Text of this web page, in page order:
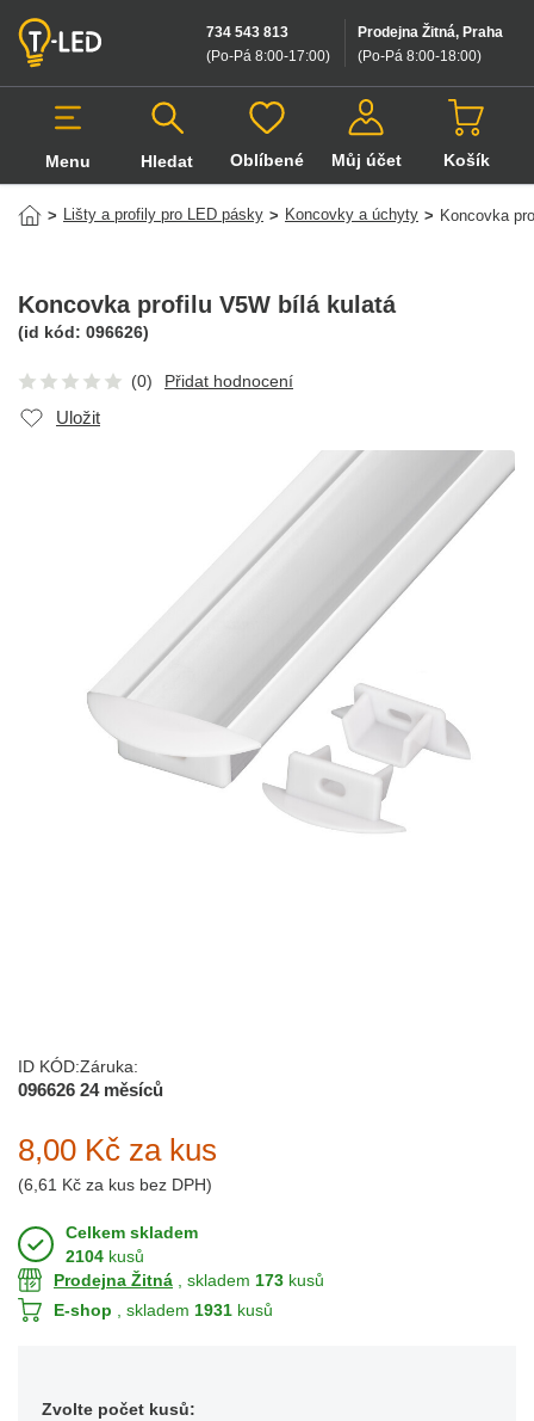
Prodejna Žitná, Praha
(Po-Pá 8:00-18:00)
734 543 813
(Po-Pá 8:00-17:00)
Menu Hledat
Hledat v produktech
Oblíbené Můj účet Košík
> Lišty a profily pro LED pásky > Koncovky a úchyty > Koncovka
Koncovka profilu V5W bílá kulatá
(id kód: 096626)
(0) Přidat hodnocení
Uložit
ID KÓD:
096626
Záruka:
24 měsíců
8,00 Kč za kus
(6,61 Kč za kus bez DPH)
Celkem skladem
2104 kusů
Prodejna Žitná , skladem 173 kusů
E-shop , skladem 1931 kusů
Zvolte počet kusů: